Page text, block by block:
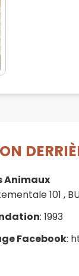
Animaux
101 ,
: 1993
Facebook: